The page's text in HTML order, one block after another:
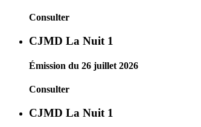
Consulter
CJMD La Nuit 1
Émission du 26 juillet 2026
Consulter
CJMD La Nuit 1